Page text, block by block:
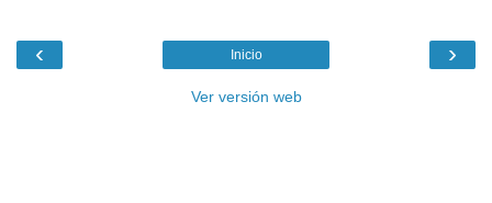
‹ ›
Inicio
Ver versión web